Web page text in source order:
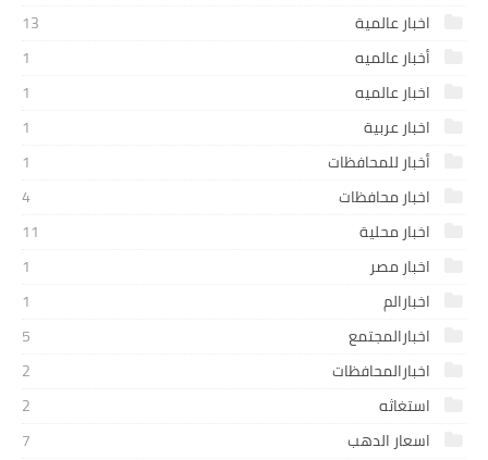
اخبار عالمية
13
أخبار عالميه
1
اخبار عالميه
1
اخبار عربية
1
أخبار للمحافظات
1
اخبار محافظات
4
اخبار محلية
11
اخبار مصر
1
اخبارالم
1
اخبارالمجتمع
5
اخبارالمحافظات
2
استغاثه
2
اسعار الدهب
7